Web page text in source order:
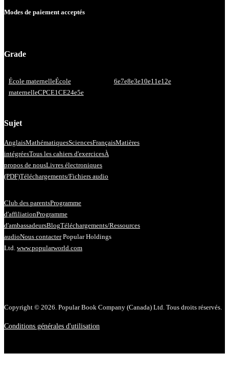
Modes de paiement acceptés
Grade
École maternelleÉcole
maternelleCPCE1 CE24e5e
6e7e8e3e10e11e12e
Sujet
AnglaisMathématiquesSciencesFrançaisMatières
intégréesTous les cahiers d'exercicesÀ
propos de nousLivres électroniques
(PDF)Téléchargements/Fichiers audio
Club des parentsProgramme
d'affiliationProgramme
d'ambassadeursBlogTéléchargements/Ressources
audioNous contacter Popular Holdings
Ltd. www.popularworld.com
Copyright © 2026. Popular Book Company (Canada) Ltd. Tous droits réservés.
Conditions générales d'utilisation